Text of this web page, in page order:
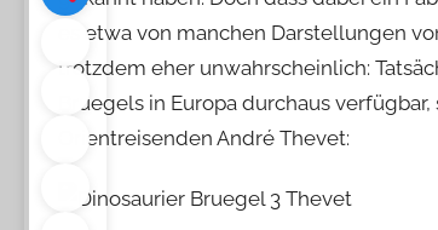
es etwa von manchen Darstellungen
trotzdem eher unwahrscheinlich:
Bruegels in Europa durchaus
Orientreisenden André Thevet: